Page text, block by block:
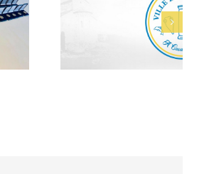
Alerte Canicule –
CCAS